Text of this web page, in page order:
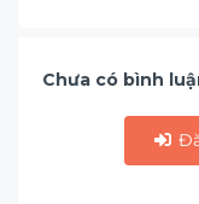
Chưa có bình